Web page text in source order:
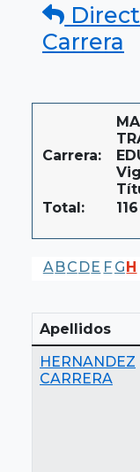
Carrera
Carrera:
Total:
116
A BC DE F GH
Apellidos
HERNANDEZ
CARRERA